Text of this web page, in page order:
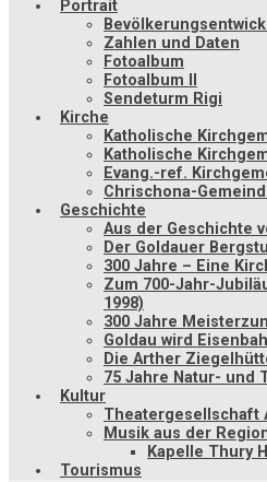
Portrait
Zahlen und Daten
Fotoalbum
Fotoalbum II
Sendeturm Rigi
Kirche
Katholische
Katholische
Evang.-ref.
Chrischona-
Geschichte
Aus der Geschichte
Der Goldauer
300 Jahre – Eine
Zum 700-Jahr-
1998)
300 Jahre
Goldau wird
Die Arther
75 Jahre Natur- und
Kultur
Theatergesellschaft
Musik aus der
Kapelle Thury
Tourismus